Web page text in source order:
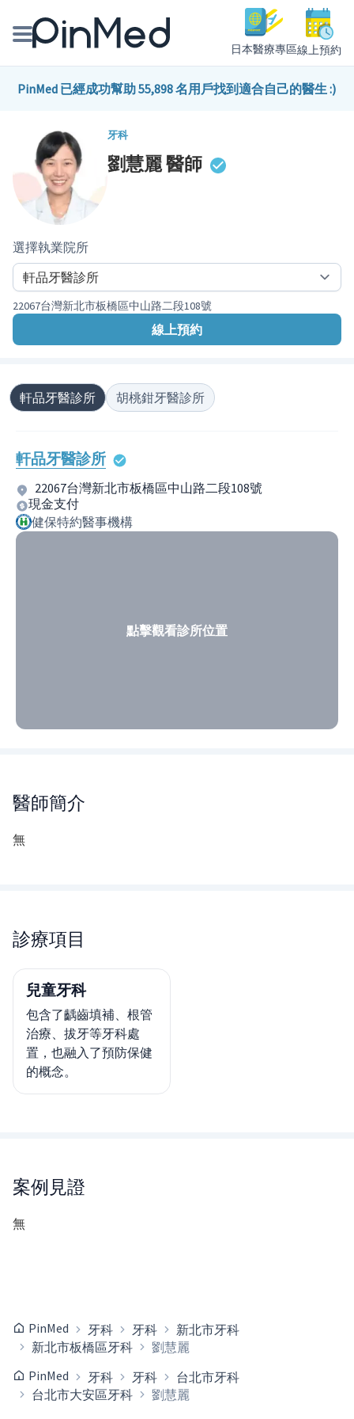
日本醫療專區線上預約
線上預約醫師、院所
健康主題館
PinMed 已經成功幫助 55,898 名用戶找到適合自己的醫生 :)
牙科
劉慧麗醫師
選擇執業院所
22067台灣新北市板橋區中山路二段108號
線上預約
軒品牙醫診所 胡桃鉗牙醫診所
軒品牙醫診所
22067台灣新北市板橋區中山路二段108號
現金支付
健保特約醫事機構
點擊觀看診所位置
醫師簡介
無
診療項目
兒童牙科
包含了齲齒填補、根管
治療、拔牙等牙科處
置，也融入了預防保健
的概念。
案例見證
無
PinMed 牙科 牙科
新北市牙科
新北市板橋區牙科
劉慧麗
PinMed
牙科 牙科
台北市牙科
台北市大安區牙科
劉慧麗